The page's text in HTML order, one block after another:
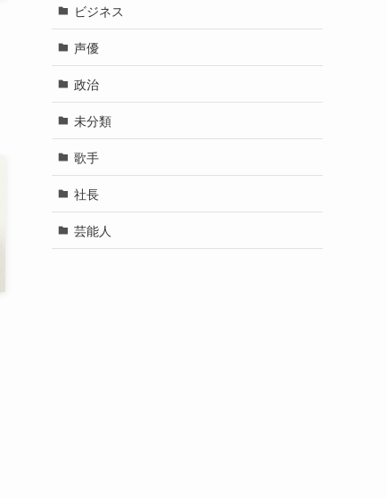
ビジネス
声優
政治
未分類
歌手
社長
芸能人